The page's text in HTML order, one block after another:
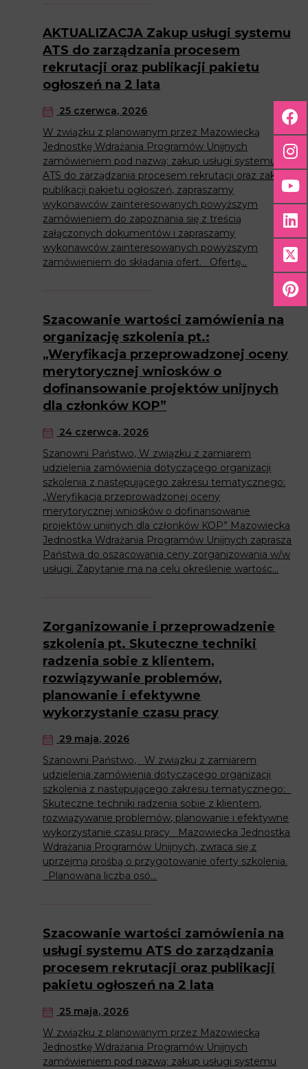
AKTUALIZACJA Zakup usługi systemu
ATS do zarządzania procesem
rekrutacji oraz publikacji pakietu
ogłoszeń na 2 lata
25 czerwca, 2026
W związku z planowanym przez Mazowiecką
Jednostkę Wdrażania Programów Unijnych
zamówieniem pod nazwą: zakup usługi systemu
ATS do zarządzania procesem rekrutacji oraz zakup
publikacji pakietu ogłoszeń, zapraszamy
wykonawców zainteresowanych powyższym
zamówieniem do zapoznania się z treścią
załączonych dokumentów i zapraszamy
wykonawców zainteresowanych powyższym
zamówieniem do składania ofert. Ofertę...
Szacowanie wartości zamówienia na
organizację szkolenia pt.:
„Weryfikacja przeprowadzonej oceny
merytorycznej wniosków o
dofinansowanie projektów unijnych
dla członków KOP”
24 czerwca, 2026
Szanowni Państwo, W związku z zamiarem
udzielenia zamówienia dotyczącego organizacji
szkolenia z następującego zakresu tematycznego:
„Weryfikacja przeprowadzonej oceny
merytorycznej wniosków o dofinansowanie
projektów unijnych dla członków KOP” Mazowiecka
Jednostka Wdrażania Programów Unijnych zaprasza
Państwa do oszacowania ceny zorganizowania w/w
usługi. Zapytanie ma na celu określenie wartośc...
Zorganizowanie i przeprowadzenie
szkolenia pt. Skuteczne techniki
radzenia sobie z klientem,
rozwiązywanie problemów,
planowanie i efektywne
wykorzystanie czasu pracy
29 maja, 2026
Szanowni Państwo, W związku z zamiarem
udzielenia zamówienia dotyczącego organizacji
szkolenia z następującego zakresu tematycznego:
Skuteczne techniki radzenia sobie z klientem,
rozwiązywanie problemów, planowanie i efektywne
wykorzystanie czasu pracy Mazowiecka Jednostka
Wdrażania Programów Unijnych, zwraca się z
uprzejmą prośbą o przygotowanie oferty szkolenia.
Planowana liczba osó...
Szacowanie wartości zamówienia na
usługi systemu ATS do zarządzania
procesem rekrutacji oraz publikacji
pakietu ogłoszeń na 2 lata
25 maja, 2026
W związku z planowanym przez Mazowiecką
Jednostkę Wdrażania Programów Unijnych
zamówieniem pod nazwą: zakup usługi systemu